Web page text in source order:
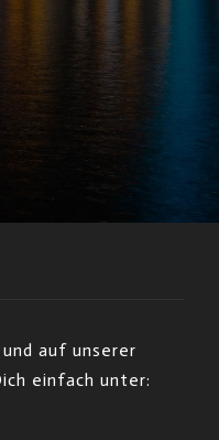
auf unserer
einfach unter: